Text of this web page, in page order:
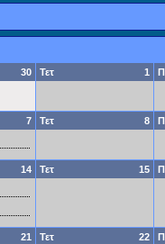
30 1
Τετ
7 8
Τετ
14 15
Τετ
21 22
Τετ